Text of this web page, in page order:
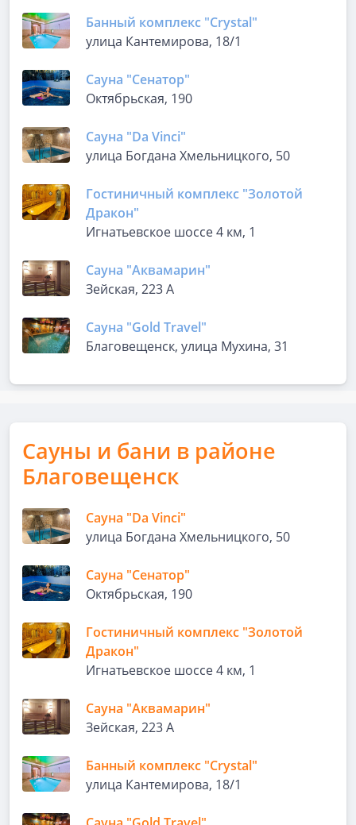
Банный комплекс "Crystal"
улица Кантемирова, 18/1
Сауна "Сенатор"
Октябрьская, 190
Сауна "Da Vinci"
улица Богдана Хмельницкого, 50
Гостиничный комплекс "Золотой
Дракон"
Игнатьевское шоссе 4 км, 1
Сауна "Аквамарин"
Зейская, 223 А
Сауна "Gold Travel"
Благовещенск, улица Мухина, 31
Сауны и бани в районе
Благовещенск
Сауна "Da Vinci"
улица Богдана Хмельницкого, 50
Сауна "Сенатор"
Октябрьская, 190
Гостиничный комплекс "Золотой
Дракон"
Игнатьевское шоссе 4 км, 1
Сауна "Аквамарин"
Зейская, 223 А
Банный комплекс "Crystal"
улица Кантемирова, 18/1